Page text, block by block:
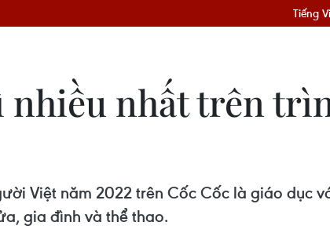
Tiếng
nhất trên
Việt năm 2022 trên Cốc Cốc là giáo dục
gia đình và thể thao.